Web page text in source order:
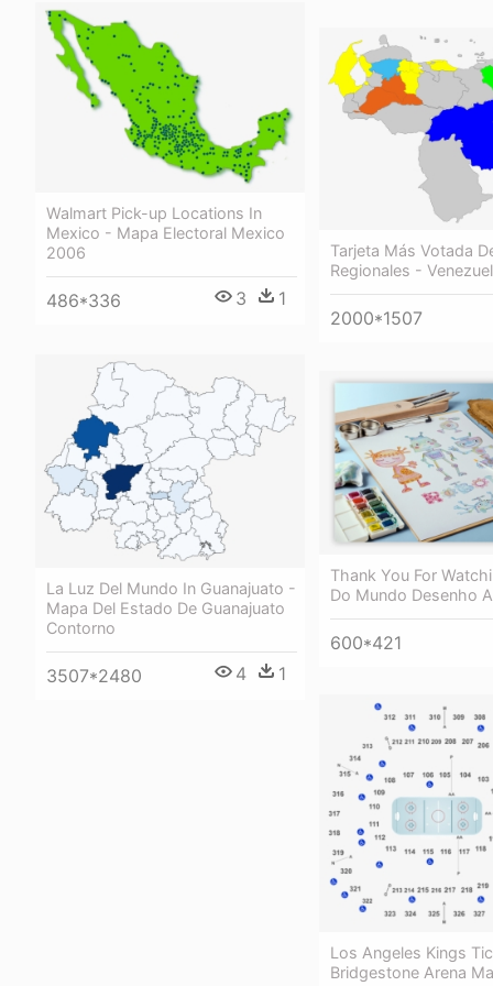
Walmart Pick-up Locations In
Mexico - Mapa Electoral Mexico
2006
486*336 3 1
Tarjeta Más Votada
Regionales -
2000*1507
La Luz Del Mundo In Guanajuato -
Mapa Del Estado De Guanajuato
Contorno
3507*2480 4 1
Thank You For
Do Mundo Desenho
600*421
Los Angeles Kings
Bridgestone Arena